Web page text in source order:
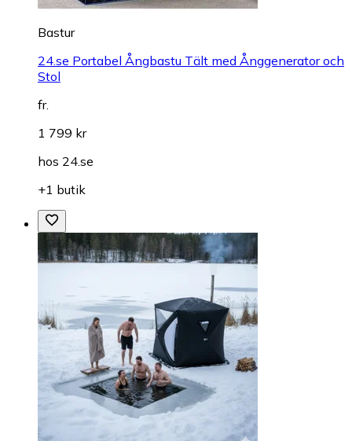
Bastur
24.se Portabel Ångbastu Tält med Ånggenerator och
Stol
fr.
1 799 kr
hos 24.se
+1 butik